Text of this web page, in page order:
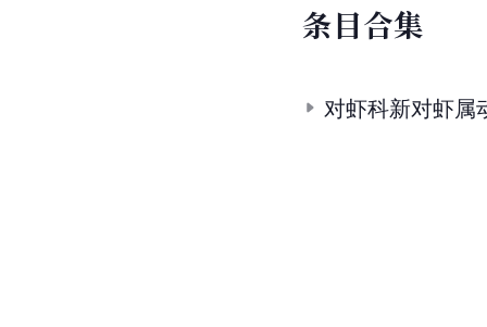
条目合集
对虾科新对虾属